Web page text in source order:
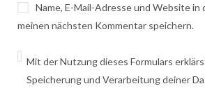
Name, E-Mail-Adresse und Website in
meinen nächsten Kommentar speichern.
Mit der Nutzung dieses Formulars
Speicherung und Verarbeitung deiner